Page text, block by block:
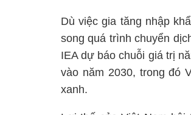
Dù việc gia tăng nhập
song quá trình chuyển
IEA dự báo chuỗi giá trị
vào năm 2030, trong đó
xanh.